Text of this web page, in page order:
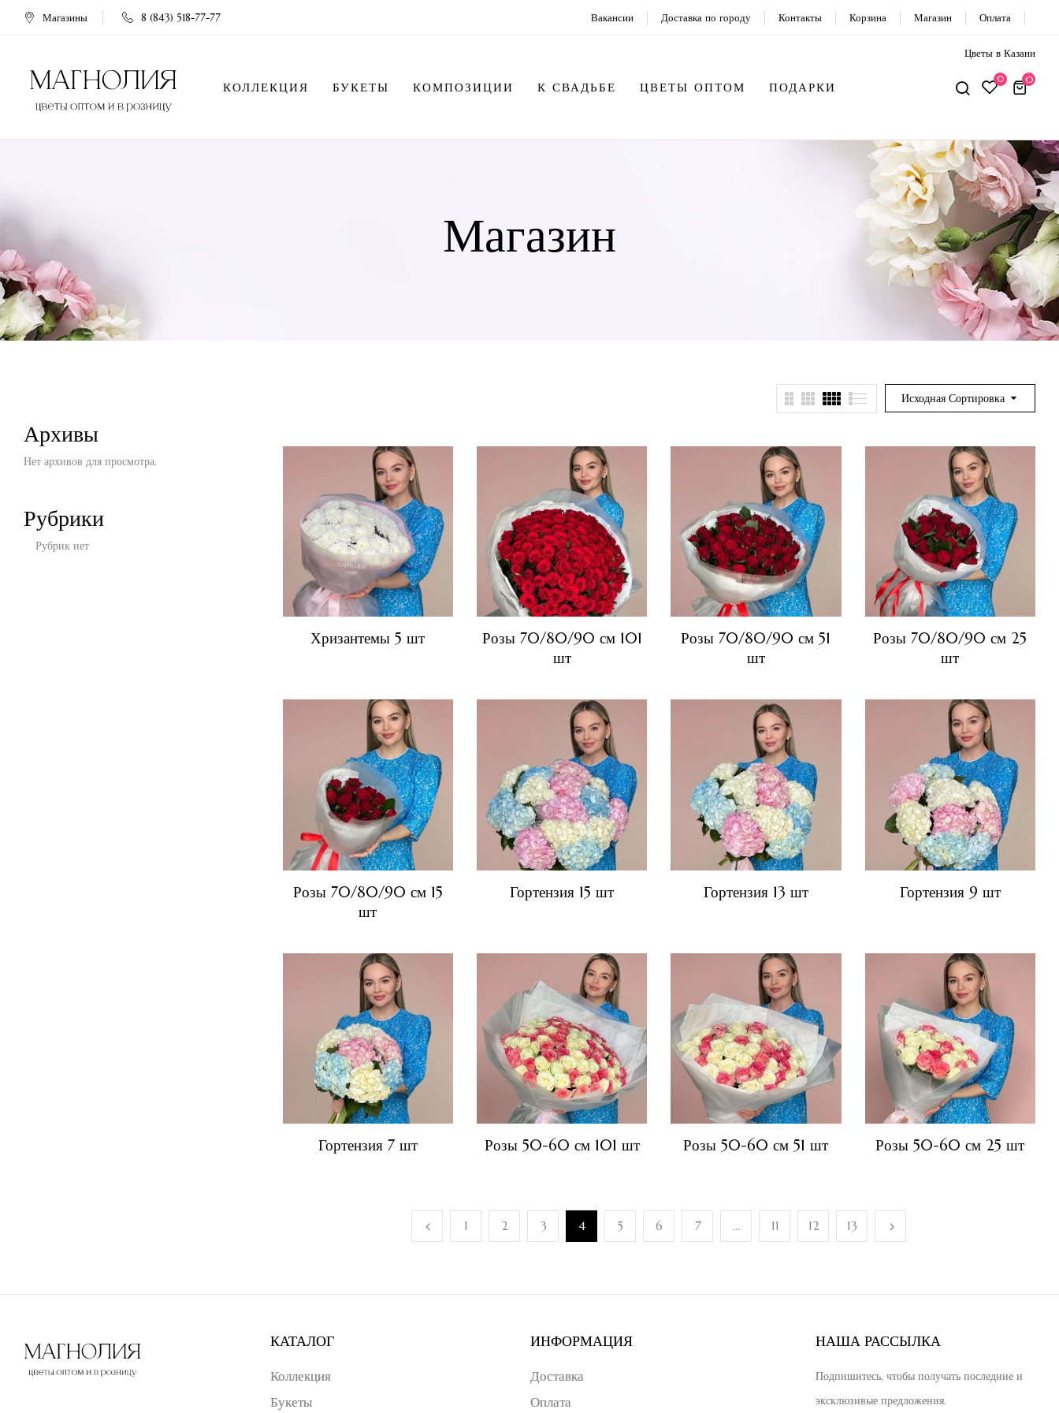
Магазины 8 (843) 518-77-77 Вакансии Доставка по городу Контакты Корзина Магазин Оплата
Цветы в Казани
КОЛЛЕКЦИЯ БУКЕТЫ КОМПОЗИЦИИ К СВАДЬБЕ ЦВЕТЫ ОПТОМ ПОДАРКИ
0 0
Магазин
Архивы
Нет архивов для просмотра.
Рубрики
Рубрик нет
Исходная Сортировка
Хризантемы 5 шт
Розы 70/80/90 см 101
шт
Розы 70/80/90 см 51
шт
Розы 70/80/90 см 25
шт
Розы 70/80/90 см 15
шт
Гортензия 15 шт Гортензия 13 шт Гортензия 9 шт
Гортензия 7 шт Розы 50-60 см 101 шт Розы 50-60 см 51 шт Розы 50-60 см 25 шт
1 2 3 4 5 6 7 … 11 12 13
КАТАЛОГ
Коллекция
Букеты
ИНФОРМАЦИЯ
Доставка
Оплата
НАША РАССЫЛКА
Подпишитесь, чтобы получать последние и
эксклюзивые предложения.